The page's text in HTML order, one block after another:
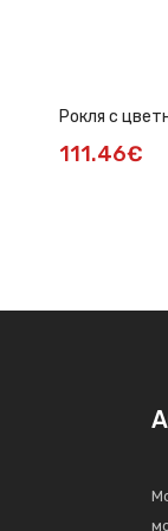
Рокля с
солей пола
111.46€